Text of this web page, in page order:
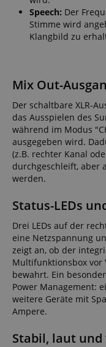
Speech: Der
Stimme wird
Klangbild zu
Mix Out-
Der schaltbare XLR-
das Ausspielen des
während im Modus
ausgegeben wird.
(z.B. rechter Kanal
durchgeschleift, aber
werden.
Status-LEDs
Drei LEDs auf der
eine Netzspannung
zeigt an, ob der
Multifunktionsbox vor
bewahrt. Ein
Power Management:
weitere Geräte mit
Ampere.
Stabil, laut